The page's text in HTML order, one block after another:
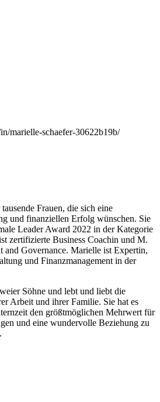
marielle-schaefer-30622b19b/
Frauen, die sich eine
und finanziellen Erfolg wünschen. Sie
Leader Award 2022 in der Kategorie
zertifizierte Business Coachin und M.
and Governance. Marielle ist Expertin,
und Finanzmanagement in der
Söhne und lebt und liebt die
Arbeit und ihrer Familie. Sie hat es
den größtmöglichen Mehrwert für
und eine wundervolle Beziehung zu